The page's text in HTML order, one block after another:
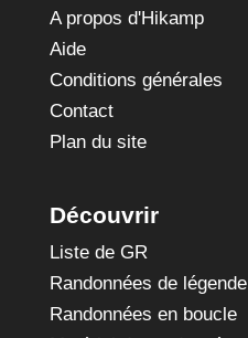
A propos d'Hikamp
Aide
Conditions générales
Contact
Plan du site
Découvrir
Liste de GR
Randonnées de légende
Randonnées en boucle